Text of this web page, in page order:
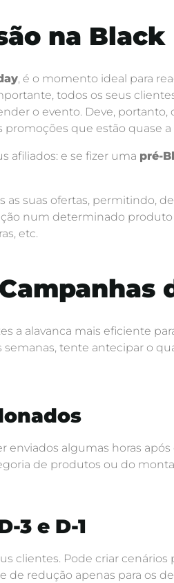
na Black
, é o momento ideal para
todos os seus
o evento. Deve,
que estão quase a
afiliados: e se fizer uma pré-
suas ofertas, permitindo,
num determinado
etc.
a alavanca mais eficiente
tente antecipar o
enviados algumas horas
de produtos ou do
3 e D-1
clientes. Pode criar
de redução apenas para os